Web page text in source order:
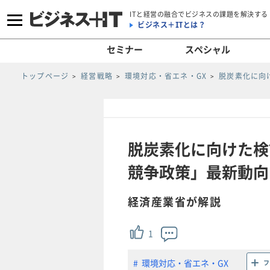
ITと経営の融合でビジネスの課題を解決する
ビジネス＋ITとは？
セミナー スペシャル
トップページ 経営戦略 環境対応・省エネ・GX 脱炭素化に向
脱炭素化に向けた
競争政策」最新動
経済産業省が解説
1
環境対応・省エネ・GX